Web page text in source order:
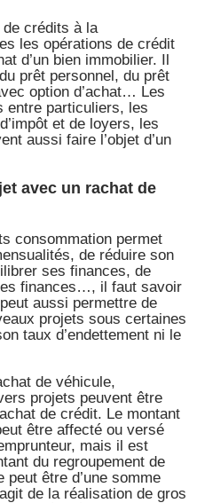
de crédits à la
les opérations de crédit
d’un bien immobilier. Il
prêt personnel, du prêt
option d’achat… Les
entre particuliers, les
et de loyers, les
aussi faire l’objet d’un
avec un rachat de
consommation permet
de réduire son
ses finances, de
finances…, il faut savoir
aussi permettre de
projets sous certaines
taux d’endettement ni le
de véhicule,
projets peuvent être
de crédit. Le montant
être affecté ou versé
mais il est
du regroupement de
peut être d’une somme
de la réalisation de gros